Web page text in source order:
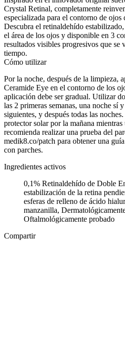
Crystal Retinal, completamente
especializada para el contorno de ojos
Descubra el retinaldehído
el área de los ojos y disponible en 3
resultados visibles progresivos que se
tiempo.
Cómo utilizar
Por la noche, después de la limpieza,
Ceramide Eye en el contorno de los
aplicación debe ser gradual. Utilizar
las 2 primeras semanas, una noche sí
siguientes, y después todas las
protector solar por la mañana
recomienda realizar una prueba del
medik8.co/patch para obtener una
con parches.
Ingredientes activos
0,1% Retinaldehído de Doble
estabilización de la retina
esferas de relleno de ácido
manzanilla,
Oftalmológicamente probado
Compartir